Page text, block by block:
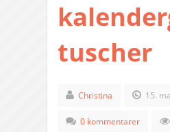
tuscher
Christina 15.
0 kommentarer